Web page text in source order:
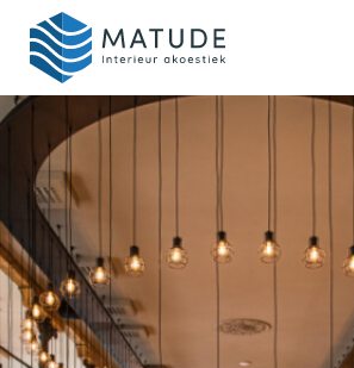
Home
Merken
Inspiratie & Tools
Oplossingen
Matude